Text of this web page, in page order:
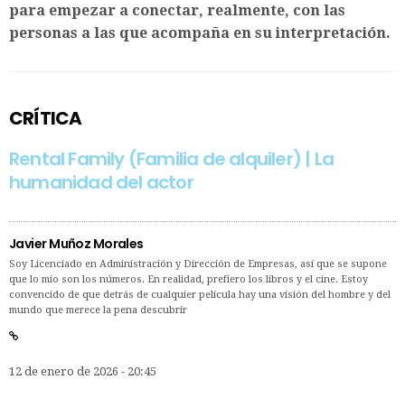
para empezar a conectar, realmente, con las
personas a las que acompaña en su interpretación.
CRÍTICA
Rental Family (Familia de alquiler) | La
humanidad del actor
Javier Muñoz Morales
Soy Licenciado en Administración y Dirección de Empresas, así que se supone
que lo mío son los números. En realidad, prefiero los libros y el cine. Estoy
convencido de que detrás de cualquier película hay una visión del hombre y del
mundo que merece la pena descubrir
12 de enero de 2026 - 20:45